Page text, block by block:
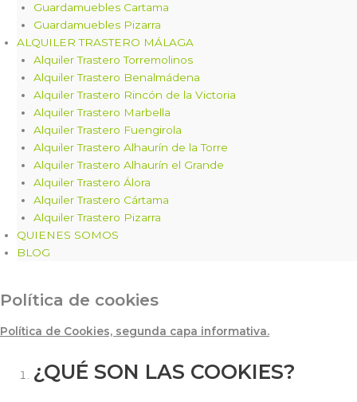
Guardamuebles Cartama
Guardamuebles Pizarra
ALQUILER TRASTERO MÁLAGA
Alquiler Trastero Torremolinos
Alquiler Trastero Benalmádena
Alquiler Trastero Rincón de la Victoria
Alquiler Trastero Marbella
Alquiler Trastero Fuengirola
Alquiler Trastero Alhaurín de la Torre
Alquiler Trastero Alhaurín el Grande
Alquiler Trastero Álora
Alquiler Trastero Cártama
Alquiler Trastero Pizarra
QUIENES SOMOS
BLOG
Política de cookies
Política de Cookies, segunda capa informativa.
¿QUÉ SON LAS COOKIES?